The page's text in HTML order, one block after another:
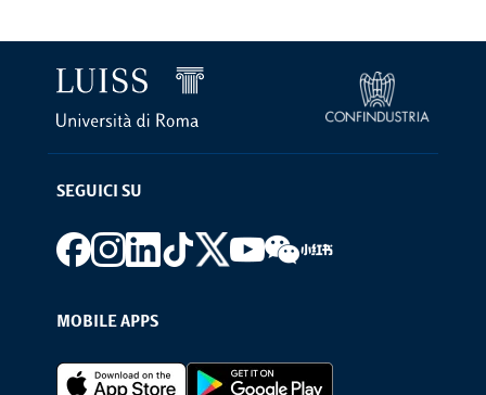
SEGUICI SU
Footer social
MOBILE APPS
Footer Apps